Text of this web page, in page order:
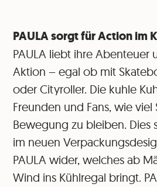
PAULA sorgt für Action im
PAULA liebt ihre Abenteuer
Aktion – egal ob mit
oder Cityroller. Die kuhle
Freunden und Fans, wie viel
Bewegung zu bleiben. Dies
im neuen
PAULA wider, welches ab
Wind ins Kühlregal bringt.